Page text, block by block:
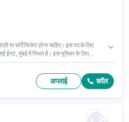
या सर्टिफिकेट होना चाहिए। इस पद के लिए
ईस्ट, मुंबई में स्थित है। इस भूमिका के लिए
खुली है, मासिक वेतन ₹25000 रहेगा।
अप्लाई कॉल